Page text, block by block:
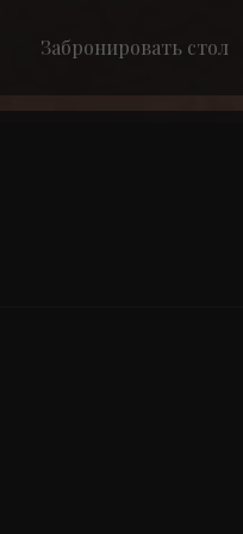
Забронировать стол